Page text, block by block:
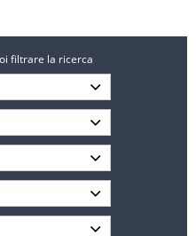
filtrare la ricerca